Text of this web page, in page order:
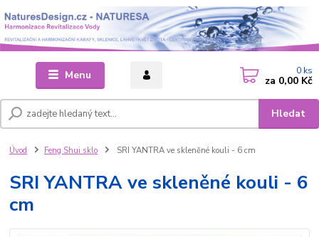
Menu
Hledat
0 ks
za 0,00 Kč
Úvod Feng Shui sklo SRI YANTRA ve skleněné kouli - 6 cm
SRI YANTRA ve skleněné kouli - 6
cm